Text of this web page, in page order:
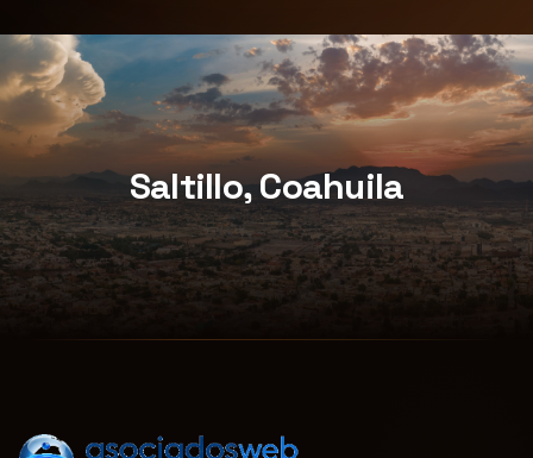
Saltillo, Coahuila